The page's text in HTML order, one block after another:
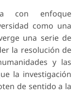
con enfoque
como una
una serie de
la resolución de
y las
la investigación
de sentido a la